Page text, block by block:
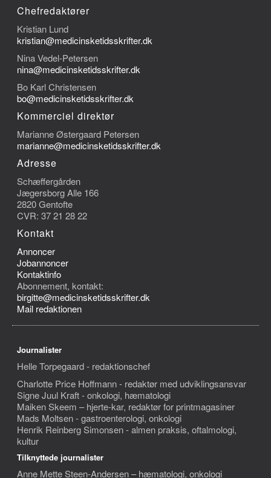
Chefredaktører
Kristian Lund
kristian@medicinsketidsskrifter.dk
Nina Vedel-Petersen
nina@medicinsketidsskrifter.dk
Bo Karl Christensen
bo@medicinsketidsskrifter.dk
Kommerciel direktør
Marianne Østergaard Petersen
marianne@medicinsketidsskrifter.dk
Adresse
Schæffergården
Jægersborg Alle 166
2820 Gentofte
CVR: 37 21 28 22
Kontakt
Annoncer
Jobannoncer
Kontaktinfo
Abonnement, kontakt:
birgitte@medicinsketidsskrifter.dk
Mail redaktionen
Journalister
Helle Torpegaard - redaktionschef
Charlotte Price Hoffmann - redaktør med udviklingsansvar
Signe Juul Kraft - onkologi, hæmatologi
Maiken Skeem – hjerte-kar, redaktør for printmagasiner
Mads Moltsen - gastroenterologi, onkologi
Henrik Reinberg Simonsen - almen praksis, oftalmologi,
kultur
Tilknyttede journalister
Anne Mette Steen-Andersen – hæmatologi, onkologi